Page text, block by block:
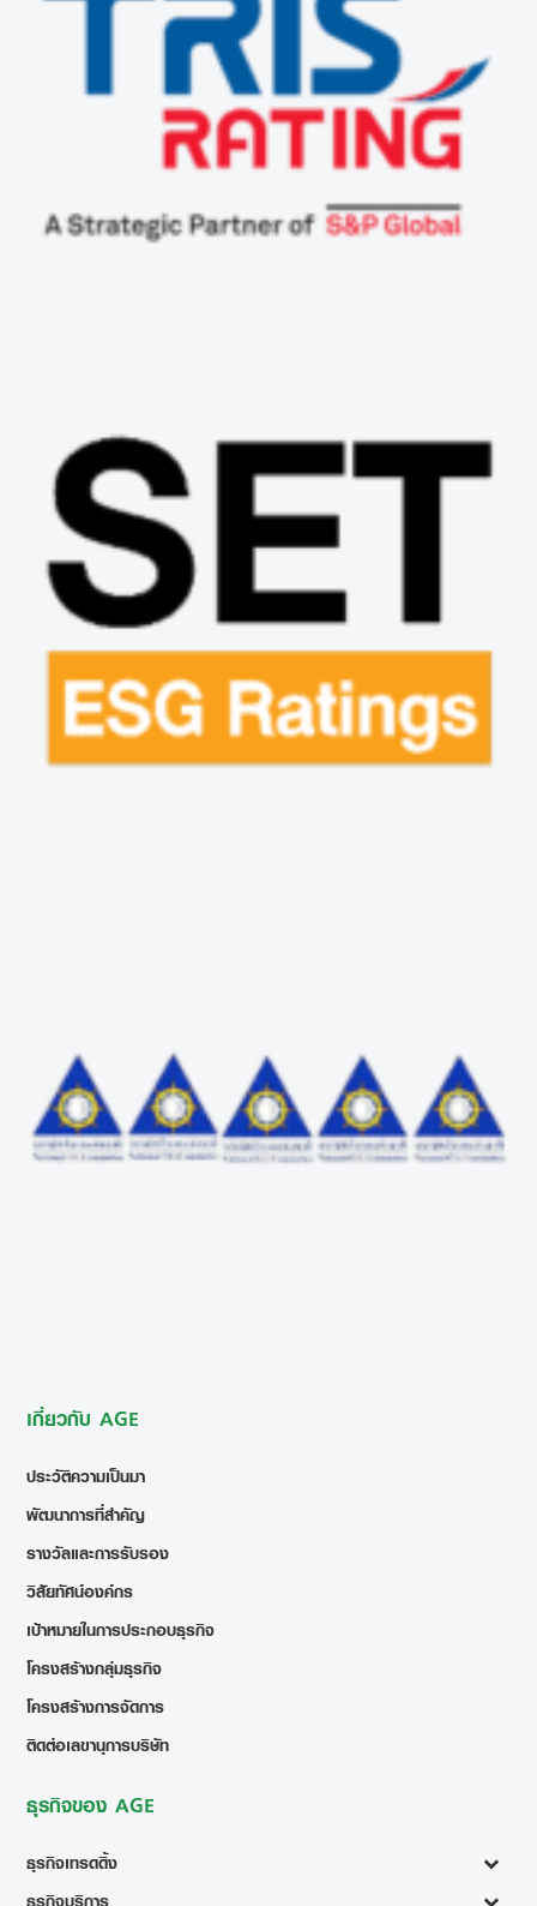
เกี่ยวกับ AGE
ประวัติความเป็นมา
พัฒนาการที่สำคัญ
รางวัลและการรับรอง
วิสัยทัศน์องค์กร
เป้าหมายในการประกอบธุรกิจ
โครงสร้างกลุ่มธุรกิจ
โครงสร้างการจัดการ
ติดต่อเลขานุการบริษัท
ธุรกิจของ AGE
ธุรกิจเทรดดิ้ง